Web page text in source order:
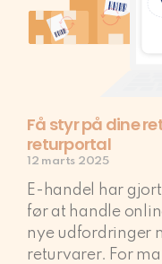
Få styr på dine
returportal
12 marts 2025
E-handel har
før at handle
nye udfordringer
returvarer. For